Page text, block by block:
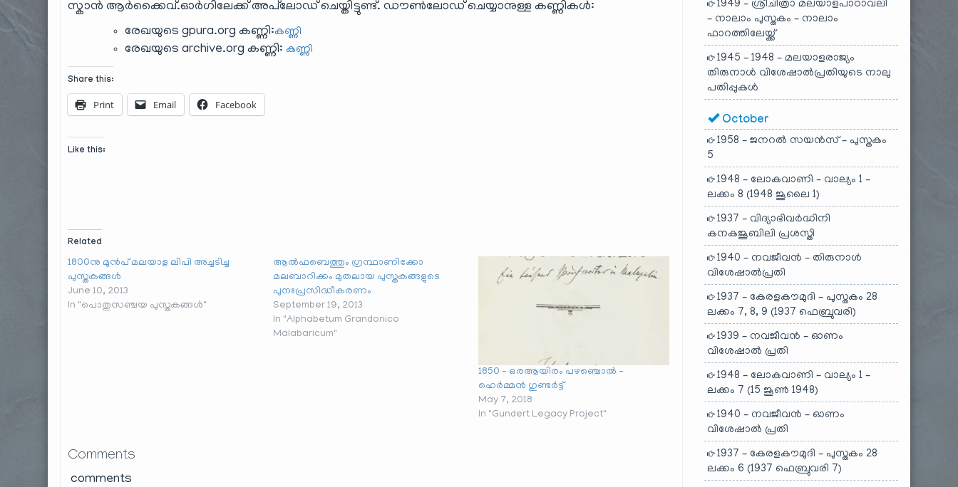
സ്കാൻ ആർക്കൈവ്.ഓർഗിലേക്ക് അപ്‌ലോഡ് ചെയ്തിട്ടുണ്ട്. ഡൗൺലോഡ് ചെയ്യാനുള്ള കണ്ണികൾ:
രേഖയുടെ gpura.org കണ്ണി:കണ്ണി
രേഖയുടെ archive.org കണ്ണി: കണ്ണി
Share this:
Print Email Facebook
Like this:
Related
1800നു മുൻപ് മലയാള ലിപി അച്ചടിച്ച
പുസ്തകങ്ങൾ
June 10, 2013
In "പൊതുസഞ്ചയ പുസ്തകങ്ങൾ"
ആൽഫബെത്തും ഗ്രന്ഥാണിക്കോ
മലബാറിക്കം മുതലായ പുസ്തകങ്ങളുടെ
പുനഃപ്രസിദ്ധീകരണം
September 19, 2013
In "Alphabetum Grandonico
Malabaricum"
1850 – ഒരആയിരം പഴഞ്ചൊൽ –
ഹെർമ്മൻ ഗുണ്ടർട്ട്
May 7, 2018
In "Gundert Legacy Project"
Comments
comments
1949 – ശ്രീചിത്രാ മലയാളപാഠാവലി
– നാലാം പുസ്തകം – നാലാം
ഫാറത്തിലേയ്ക്ക്
1945 – 1948 – മലയാളരാജ്യം
തിരുനാൾ വിശേഷാൽപ്രതിയുടെ നാലു
പതിപ്പുകൾ
October
1958 – ജനറൽ സയൻസ് – പുസ്തകം
5
1948 – ലോകവാണി – വാല്യം 1 –
ലക്കം 8 (1948 ജൂലൈ 1)
1937 – വിദ്യാഭിവർദ്ധിനി
കനകജൂബിലി പ്രശസ്തി
1940 – നവജീവൻ – തിരുനാൾ
വിശേഷാൽപ്രതി
1937 – കേരളകൗമുദി – പുസ്തകം 28
ലക്കം 7, 8, 9 (1937 ഫെബ്രുവരി)
1939 – നവജീവൻ – ഓണം
വിശേഷാൽ പ്രതി
1948 – ലോകവാണി – വാല്യം 1 –
ലക്കം 7 (15 ജൂൺ 1948)
1940 – നവജീവൻ – ഓണം
വിശേഷാൽ പ്രതി
1937 – കേരളകൗമുദി – പുസ്തകം 28
ലക്കം 6 (1937 ഫെബ്രുവരി 7)